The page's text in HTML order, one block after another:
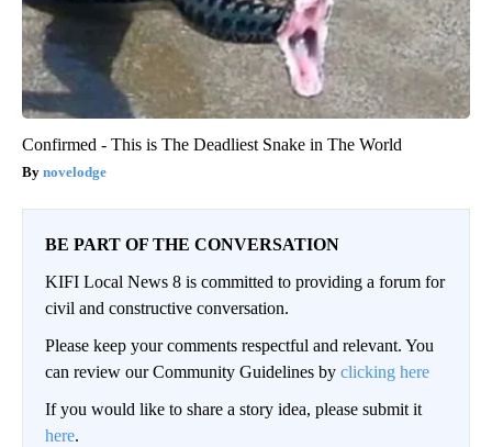
Confirmed - This is The Deadliest Snake in The World
novelodge
BE PART OF THE CONVERSATION
KIFI Local News 8 is committed to providing a forum for
civil and constructive conversation.
Please keep your comments respectful and relevant. You
can review our Community Guidelines by clicking here
If you would like to share a story idea, please submit it
here.